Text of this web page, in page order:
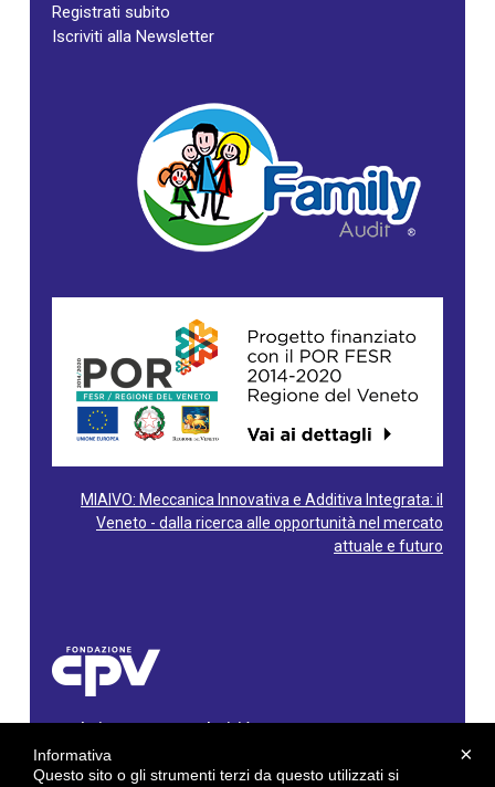
Registrati subito
Iscriviti alla Newsletter
MIAIVO: Meccanica Innovativa e Additiva Integrata: il
Veneto - dalla ricerca alle opportunità nel mercato
attuale e futuro
Fondazione Centro Produttività Veneto
Via Gioacchino Rossini, 60 - 36100 Vicenza - Italy
Tel. 0444/960500 - Fax 0444/1932220
×
Informativa
Questo sito o gli strumenti terzi da questo utilizzati si